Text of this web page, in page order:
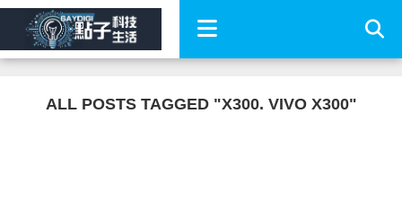
ALL POSTS TAGGED "X300. VIVO X300"